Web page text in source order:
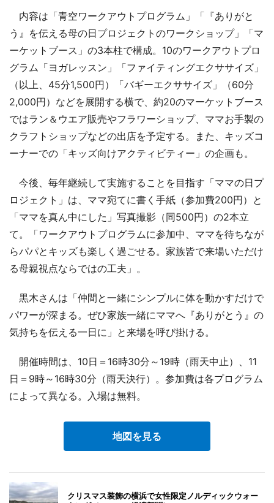
内容は「青空ワークアウトプログラム」「『ありがと
う』を伝える母の日プロジェクトのワークショップ」「マ
ーケットブース」の3本柱で構成。10のワークアウトプロ
グラム「ヨガレッスン」「ファイティングエクササイズ」
（以上、45分1,500円）「バギーエクササイズ」（60分
2,000円）などを展開する横で、約20のマーケットブース
ではラン＆ウエア販売やフラワーショップ、ママお手製の
クラフトショップなどの出店を予定する。また、キッズコ
ーナーでの「キッズ向けアクティビティー」の企画も。
今後、毎年継続して実施することを目指す「ママの日プ
ロジェクト」は、ママ宛てに書く手紙（参加費200円）と
「ママを真ん中にした」写真撮影（同500円）の2本立
て。「ワークアウトプログラムに参加中、ママを待ちなが
らパパとキッズも楽しく過ごせる。家族皆で来場いただけ
る母親視点ならではの工夫」。
黒木さんは「仲間と一緒にシンプルに体を動かすだけで
パワーが深まる。ぜひ家族一緒にママへ『ありがとう』の
気持ちを伝える一日に」と来場を呼び掛ける。
開催時間は、10日＝16時30分～19時（雨天中止）、11
日＝9時～16時30分（雨天決行）。参加費は各プログラム
によって異なる。入場は無料。
地図を見る
クリスマス装飾の横浜で女性限定ノルディックウォー